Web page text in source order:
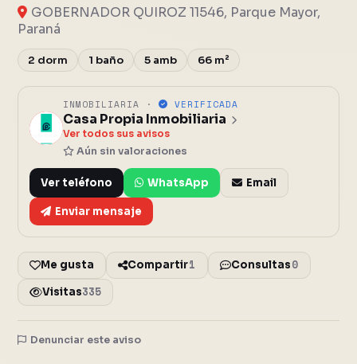
GOBERNADOR QUIROZ 11546, Parque Mayor,
Paraná
2 dorm 1 baño 5 amb 66 m²
C
INMOBILIARIA · VERIFICADA
Casa Propia Inmobiliaria
Ver todos sus avisos
Aún sin valoraciones
Ver teléfono WhatsApp Email
Enviar mensaje
Me gusta Compartir1 Consultas0
Visitas335
Denunciar este aviso